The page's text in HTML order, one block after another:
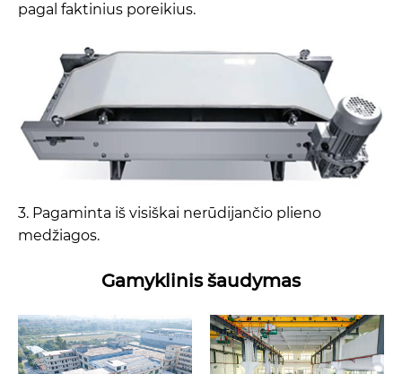
pagal faktinius poreikius.
3. Pagaminta iš visiškai nerūdijančio plieno
medžiagos.
Gamyklinis šaudymas